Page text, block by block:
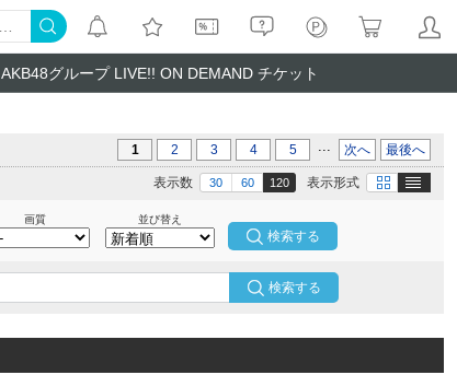
AKB48グループ LIVE!! ON DEMAND チケット
1 2 3 4 5 ... 次へ 最後へ
表示形式 画像
表示数 30 60 120
画質 並び替え
検索する